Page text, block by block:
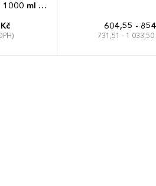
1000 ml -
604,55 -
731,51 - 1 033,50